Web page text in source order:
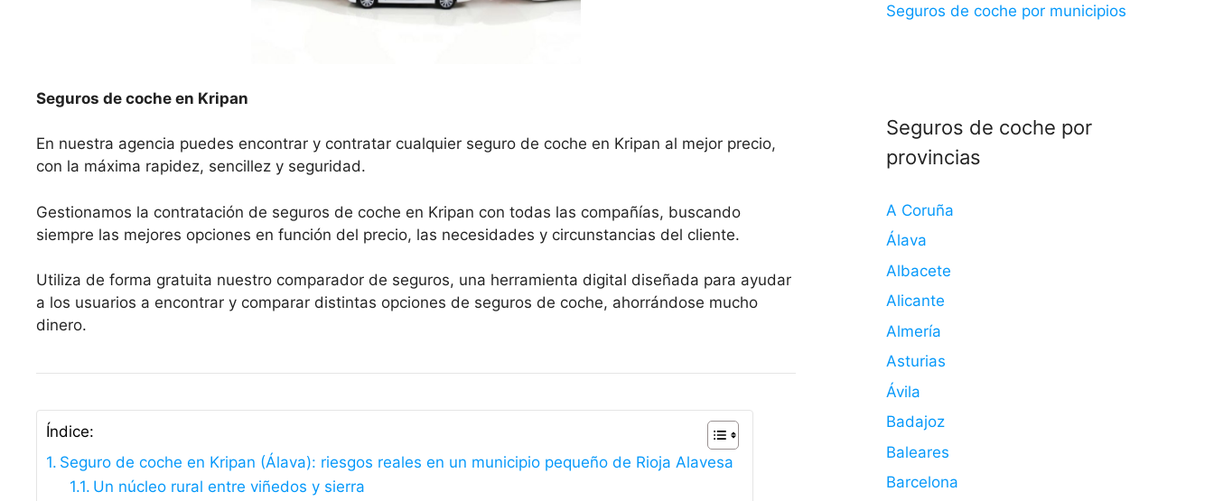
Seguros de coche en Kripan
En nuestra agencia puedes encontrar y contratar cualquier seguro de coche en Kripan al mejor precio,
con la máxima rapidez, sencillez y seguridad.
Gestionamos la contratación de seguros de coche en Kripan con todas las compañías, buscando
siempre las mejores opciones en función del precio, las necesidades y circunstancias del cliente.
Utiliza de forma gratuita nuestro comparador de seguros, una herramienta digital diseñada para ayudar
a los usuarios a encontrar y comparar distintas opciones de seguros de coche, ahorrándose mucho
dinero.
Índice:
Seguro de coche en Kripan (Álava): riesgos reales en un municipio pequeño de Rioja Alavesa
Un núcleo rural entre viñedos y sierra
Seguros de coche por municipios
Seguros de coche por
provincias
A Coruña
Álava
Albacete
Alicante
Almería
Asturias
Ávila
Badajoz
Baleares
Barcelona